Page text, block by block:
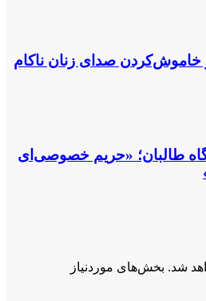
خاموش‌کردن صدای زنان ناکام
طالبان؛ «حریم خصوصی‌ای
شد. بخش‌های موردنیاز